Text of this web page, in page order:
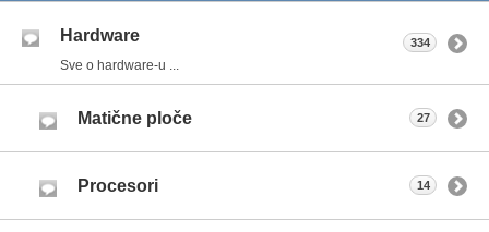
Hardware
Sve o hardware-u ...
334
Matične ploče 27
Procesori 14